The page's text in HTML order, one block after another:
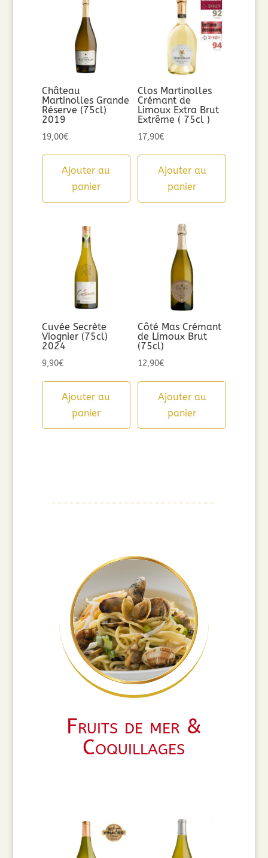
Château
Martinolles Grande
Réserve (75cl)
2019
19,00€
Ajouter au
panier
Clos Martinolles
Crémant de
Limoux Extra Brut
Extrême ( 75cl )
17,90€
Ajouter au
panier
Cuvée Secrète
Viognier (75cl)
2024
9,90€
Ajouter au
panier
Côté Mas Crémant
de Limoux Brut
(75cl)
12,90€
Ajouter au
panier
Fruits de mer &
Coquillages